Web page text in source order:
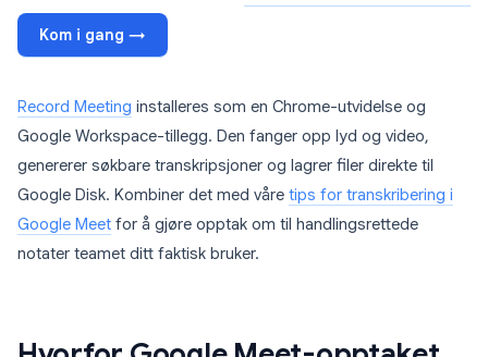
Kom i gang →
Record Meeting installeres som en Chrome-utvidelse og
Google Workspace-tillegg. Den fanger opp lyd og video,
genererer søkbare transkripsjoner og lagrer filer direkte til
Google Disk. Kombiner det med våre tips for transkribering i
Google Meet for å gjøre opptak om til handlingsrettede
notater teamet ditt faktisk bruker.